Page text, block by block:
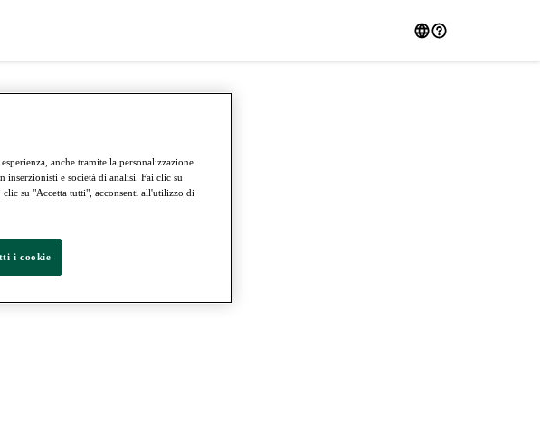
anche tramite la personalizzazione
inserzionisti e società di analisi. Fai clic su
su "Accetta tutti", acconsenti all'utilizzo di
i cookie